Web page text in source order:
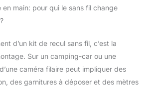
du temps et des frais
stationnement sans fil
est équipée d'un grand
module solaire qui
capte davantage de
en main: pour qui le sans fil change
d’un kit de recul sans fil, c’est la
Sur un camping-car ou une
caméra filaire peut impliquer des
des garnitures à déposer et des mètres